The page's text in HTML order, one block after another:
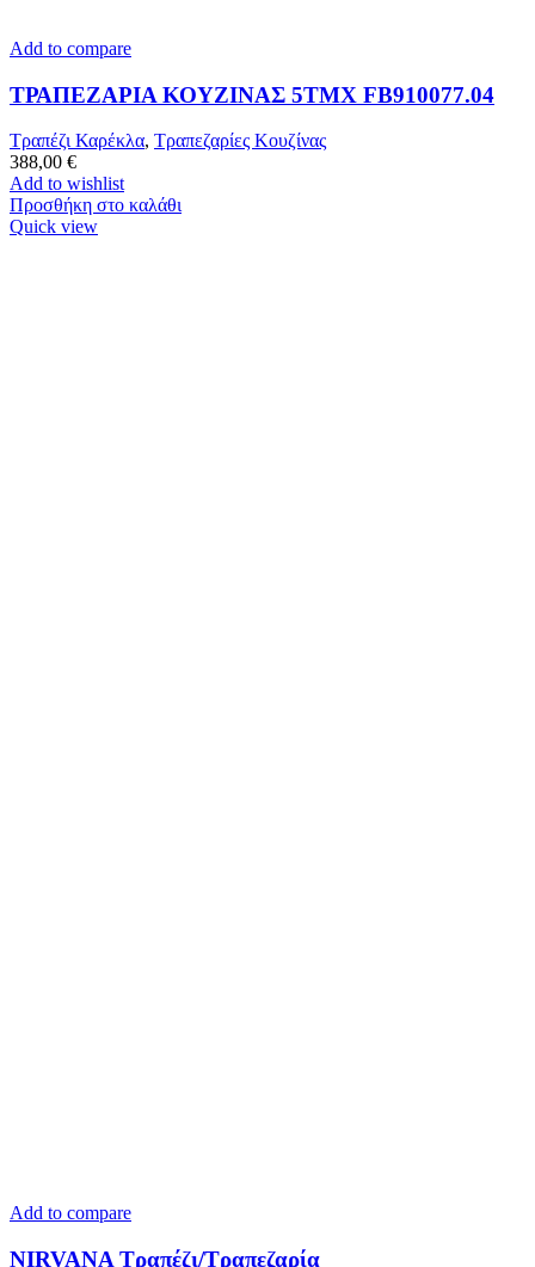
Add to compare
ΤΡΑΠΕΖΑΡΙΑ ΚΟΥΖΙΝΑΣ 5ΤΜΧ FB910077.04
Τραπέζι Καρέκλα, Τραπεζαρίες Κουζίνας
388,00 €
Add to wishlist
Προσθήκη στο καλάθι
Quick view
Add to compare
NIRVANA Τραπέζι/Τραπεζαρία